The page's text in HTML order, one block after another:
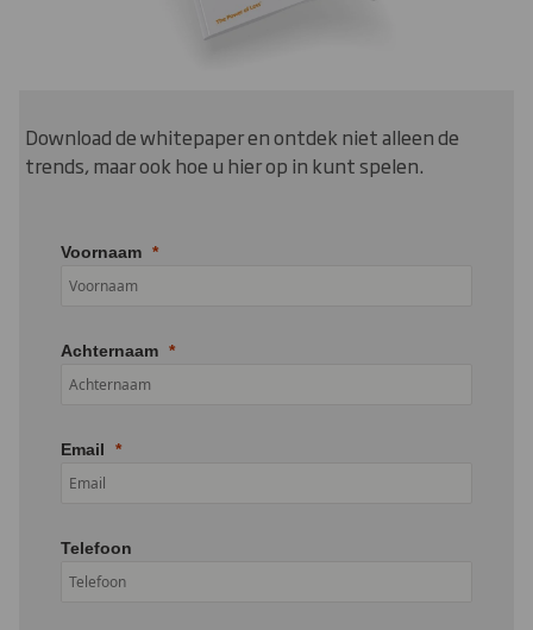
Download de whitepaper en ontdek niet alleen de
trends, maar ook hoe u hier op in kunt spelen.
Voornaam
Achternaam
Email
Telefoon